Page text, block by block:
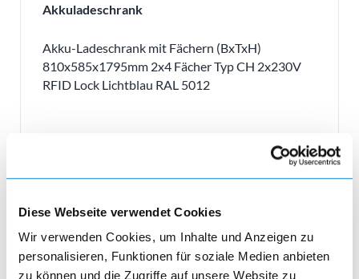
Diese Webseite verwendet Cookies
Wir verwenden Cookies, um Inhalte und Anzeigen zu
personalisieren, Funktionen für soziale Medien anbieten
zu können und die Zugriffe auf unsere Website zu
Akkuladeschrank
Akku-Ladeschrank mit Fächern (BxTxH)
810x585x1795mm 2x4 Fächer Typ CH 2x230V
RFID Lock Lichtblau RAL 5012
Produktmenge auswählen und in den
remove
Menge